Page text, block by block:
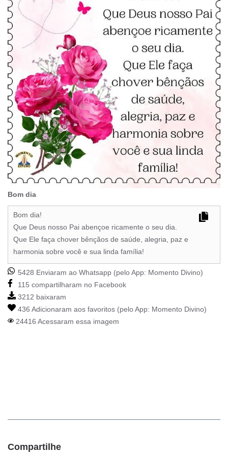
Bom dia
Bom dia!
Que Deus nosso Pai abençoe ricamente o seu dia.
Que Ele faça chover bênçãos de saúde, alegria, paz e
harmonia sobre você e sua linda família!
5428 Enviaram ao Whatsapp (pelo App: Momento Divino)
115 compartilharam no Facebook
3212 baixaram
436 Adicionaram aos favoritos (pelo App: Momento Divino)
24416 Acessaram essa imagem
Compartilhe